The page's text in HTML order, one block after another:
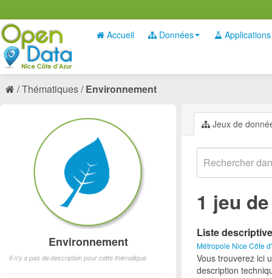
Accueil Données Applications
Thématiques Environnement
Jeux de
1 jeu
Liste
Métropole Nice Côte
Vous trouverez ici
description
Environnement
Il n'y a pas de description pour cette thématique